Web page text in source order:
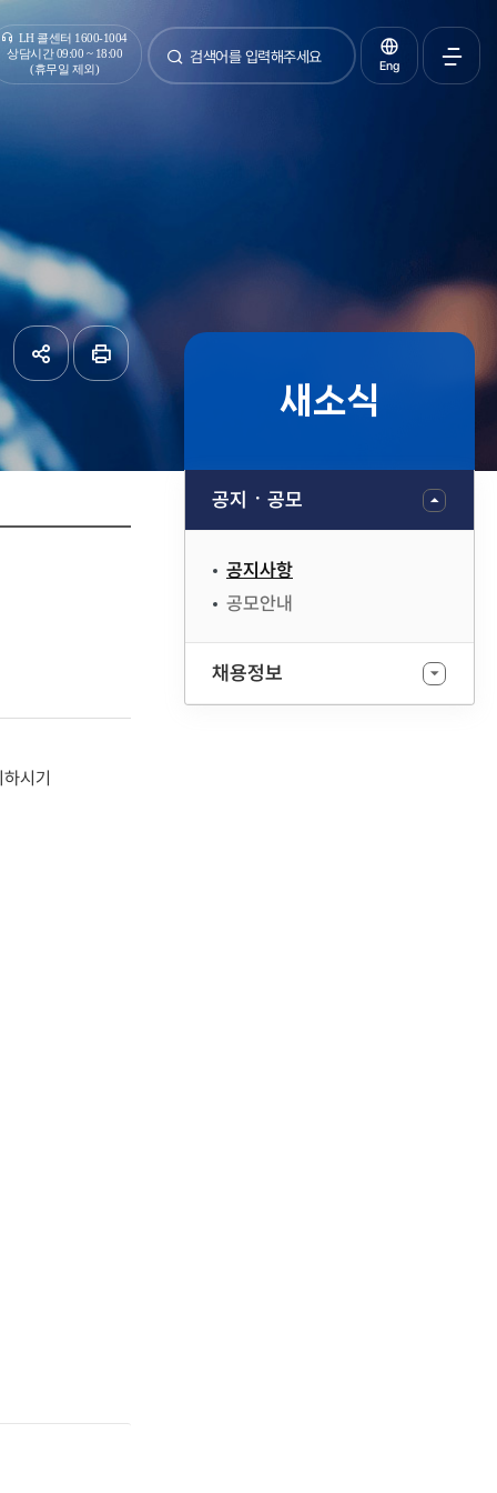
LH 콜센터 1600-1004
상담시간 09:00 ~ 18:00
(휴무일 제외)
통합검색
Eng
새소식
공지ㆍ공모
공지사항
공모안내
채용정보
공유하기
시기